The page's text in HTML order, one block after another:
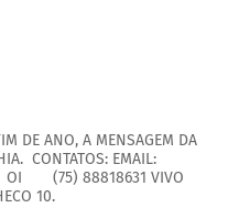
DE ANO, A MENSAGEM DA
CONTATOS: EMAIL:
OI (75) 88818631 VIVO
10.